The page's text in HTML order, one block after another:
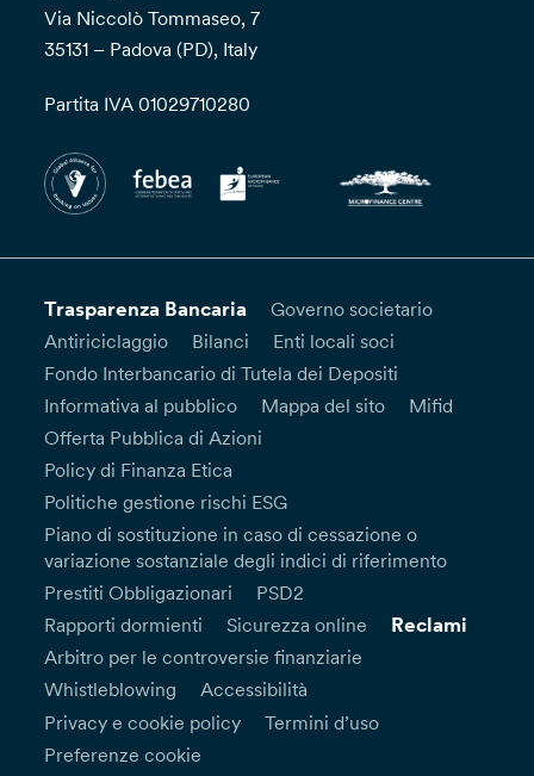
Via Niccolò Tommaseo, 7
35131 – Padova (PD), Italy
Partita IVA 01029710280
Trasparenza Bancaria
Governo societario
Antiriciclaggio
Bilanci
Enti locali soci
Fondo Interbancario di Tutela dei Depositi
Informativa al pubblico
Mappa del sito
Mifid
Offerta Pubblica di Azioni
Policy di Finanza Etica
Politiche gestione rischi ESG
Piano di sostituzione in caso di cessazione o
variazione sostanziale degli indici di riferimento
Prestiti Obbligazionari
PSD2
Rapporti dormienti
Sicurezza online Reclami
Arbitro per le controversie finanziarie
Whistleblowing
Accessibilità
Privacy e cookie policy
Termini d’uso
Preferenze cookie